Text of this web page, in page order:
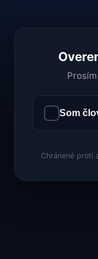
Som
Chránené proti